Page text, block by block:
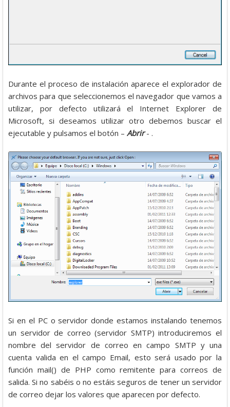
Durante el proceso de instalación aparece el explorador de
archivos para que seleccionemos el navegador que vamos a
utilizar, por defecto utilizará el Internet Explorer de
Microsoft, si deseamos utilizar otro debemos buscar el
ejecutable y pulsamos el botón – Abrir- .
Si en el PC o servidor donde estamos instalando tenemos
un servidor de correo (servidor SMTP) introduciremos el
nombre del servidor de correo en campo SMTP y una
cuenta valida en el campo Email, esto será usado por la
función mail() de PHP como remitente para correos de
salida. Si no sabéis o no estáis seguros de tener un servidor
de correo dejar los valores que aparecen por defecto.